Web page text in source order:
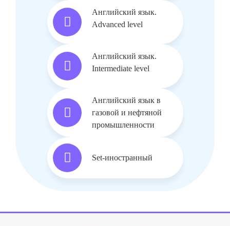
Английский язык.
Advanced level
Английский язык.
Intermediate level
Английский язык в
газовой и нефтяной
промышленности
Set-иностранный